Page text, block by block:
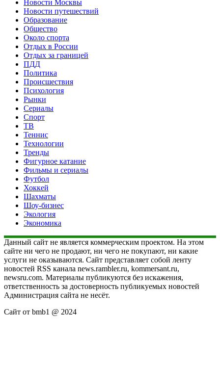
Новости Москвы
Новости путешествий
Образование
Общество
Около спорта
Отдых в России
Отдых за границей
ПДД
Политика
Происшествия
Психология
Рынки
Сериалы
Спорт
ТВ
Теннис
Технологии
Тренды
Фигурное катание
Фильмы и сериалы
Футбол
Хоккей
Шахматы
Шоу-бизнес
Экология
Экономика
Данный сайт не является коммерческим проектом. На этом
сайте ни чего не продают, ни чего не покупают, ни какие
услуги не оказываются. Сайт представляет собой ленту
новостей RSS канала news.rambler.ru, kommersant.ru,
newsru.com. Материалы публикуются без искажения,
ответственность за достоверность публикуемых новостей
Администрация сайта не несёт.
Сайт от bmb1 @ 2024